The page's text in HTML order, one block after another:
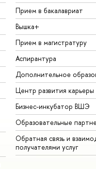
Прием в бакалавриат
Вышка+
Прием в магистратуру
Аспирантура
Дополнительное
Центр развития карьеры
Бизнес-инкубатор ВШЭ
Образовательные
Обратная связь и
получателями услуг